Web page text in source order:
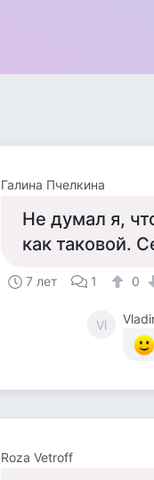
Галина Пчелкина
Не думал я,
как таковой.
7 лет 1 0
Vl
Roza Vetroff